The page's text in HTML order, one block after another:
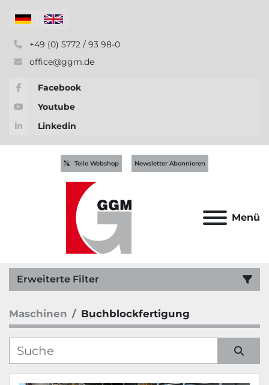
+49 (0) 5772 / 93 98-0
office@ggm.de
Facebook
Youtube
Linkedin
Menü
Teile Webshop Newsletter Abonnieren
Erweiterte Filter
Kategorie
Hersteller
Maschinen Buchblockfertigung
Sortieren nach